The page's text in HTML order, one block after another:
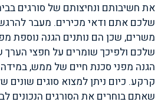
את חשיבותם ונחיצותם של סורגים
שלכם אתם ודאי מכירים. מעבר
משרים, שכן הם נותנים הגנה נוספת
שלכם ולפיכך שומרים על חפצי הערך
הגנה מפני סכנת חיים של ממש,
קרקע. כיום ניתן למצוא סוגים שונים
שאתם בוחרים את הסורגים הנכונים